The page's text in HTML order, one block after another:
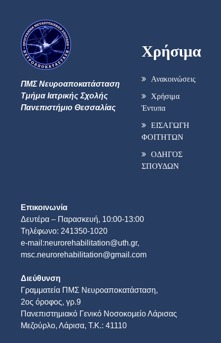
ΠΜΣ Νευροαποκατάσταση
Τμήμα Ιατρικής Σχολής
Πανεπιστήμιο Θεσσαλίας
Χρήσιμα
Ανακοινώσεις
Χρήσιμα
Έντυπα
ΕΙΣΑΓΩΓΗ
ΦΟΙΤΗΤΩΝ
ΟΔΗΓΟΣ
ΣΠΟΥΔΩΝ
Επικοινωνία
Δευτέρα – Παρασκευή, 10:00-13:00
Τηλέφωνο: 241350-1020
e-mail:neurorehabilitation@uth.gr,
msc.neurorehabilitation@gmail.com
Διεύθυνση
Γραμματεία ΠΜΣ Νευροαποκατάσταση,
2ος όροφος, γρ.9
Πανεπιστημιακό Γενικό Νοσοκομείο Λάρισας
Μεζούρλο, Λάρισα, Τ.Κ.: 41110